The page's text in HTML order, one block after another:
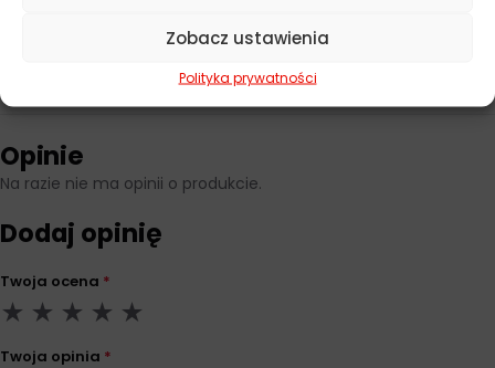
Zobacz ustawienia
Polityka prywatności
Opinie
Na razie nie ma opinii o produkcie.
Dodaj opinię
Twoja ocena *
Twoja opinia *